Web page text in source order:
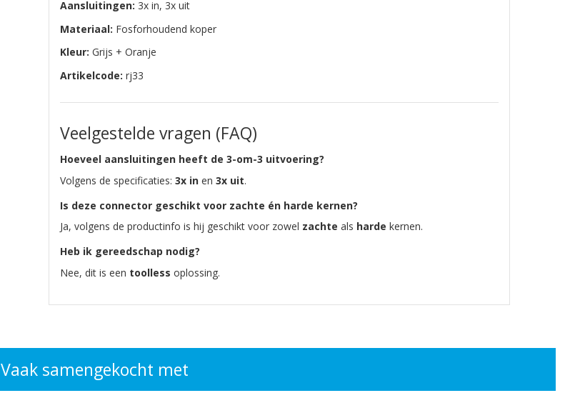
Vaak samengekocht met
Aansluitingen: 3x in, 3x uit
Materiaal: Fosforhoudend koper
Kleur: Grijs + Oranje
Artikelcode: rj33
Veelgestelde vragen (FAQ)
Hoeveel aansluitingen heeft de 3-om-3 uitvoering?
Volgens de specificaties:3x in en3x uit.
Is deze connector geschikt voor zachte én harde kernen?
Ja, volgens de productinfo is hij geschikt voor zowel zachte als harde kernen.
Heb ik gereedschap nodig?
Nee, dit is een toolless oplossing.